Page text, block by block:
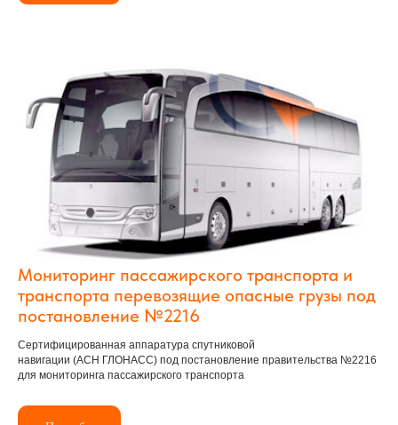
Мониторинг пассажирского транспорта и
транспорта перевозящие опасные грузы под
постановление №2216
Сертифицированная аппаратура спутниковой
навигации (АСН ГЛОНАСС) под постановление правительства №2216
для мониторинга пассажирского транспорта